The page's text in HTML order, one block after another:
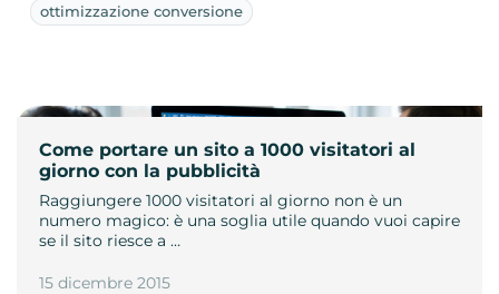
ottimizzazione conversione
Come portare un sito a 1000 visitatori al
giorno con la pubblicità
Raggiungere 1000 visitatori al giorno non è un
numero magico: è una soglia utile quando vuoi capire
se il sito riesce a …
15 dicembre 2015